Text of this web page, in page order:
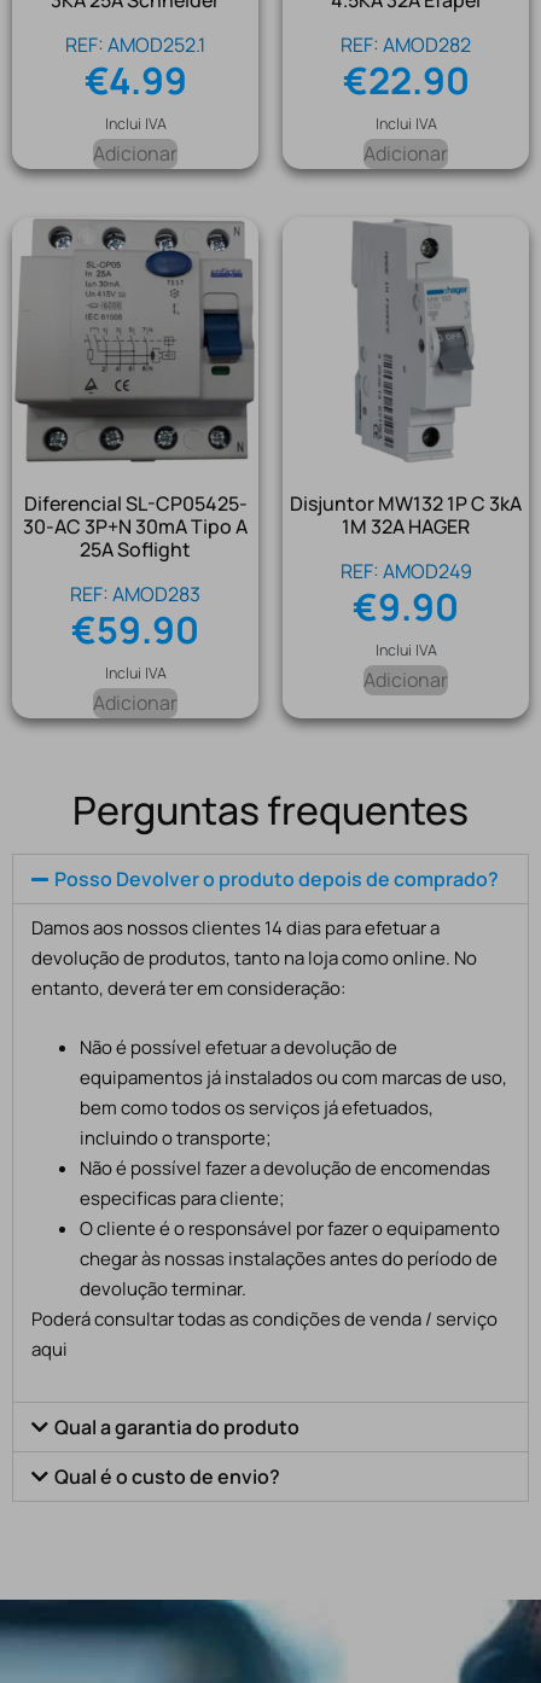
REF: AMOD252.1
€4.99
Inclui IVA
Adicionar
REF: AMOD282
€22.90
Inclui IVA
Adicionar
Diferencial SL-CP05425-
30-AC 3P+N 30mA Tipo A
25A Soflight
REF: AMOD283
€59.90
Inclui IVA
Adicionar
Disjuntor MW132 1P C 3kA
1M 32A HAGER
REF: AMOD249
€9.90
Inclui IVA
Adicionar
Perguntas frequentes
Posso Devolver o produto depois de comprado?
Damos aos nossos clientes 14 dias para efetuar a
devolução de produtos, tanto na loja como online. No
entanto, deverá ter em consideração:
Não é possível efetuar a devolução de
equipamentos já instalados ou com marcas de uso,
bem como todos os serviços já efetuados,
incluindo o transporte;
Não é possível fazer a devolução de encomendas
especificas para cliente;
O cliente é o responsável por fazer o equipamento
chegar às nossas instalações antes do período de
devolução terminar.
Poderá consultar todas as condições de venda / serviço
aqui
Qual a garantia do produto
Qual é o custo de envio?